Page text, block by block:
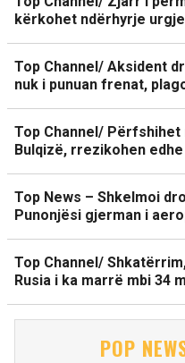
kërkohet ndërhyrje
Top Channel/ Aksident
nuk i punuan frenat,
Top Channel/
Bulqizë, rrezikohen
Top News – Shkelmoi
Punonjësi gjerman i
Top Channel/
Rusia i ka marrë mbi 34
POP